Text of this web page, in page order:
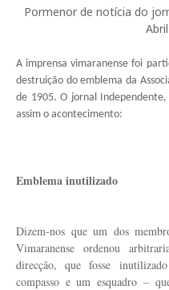
Pormenor de notícia do
A imprensa vimaranense foi
destruição do emblema da
de 1905. O jornal
assim o acontecimento:
Emblema inutilizado
Dizem-nos que um dos
Vimaranense ordenou
direcção, que fosse
compasso e um esquadro –